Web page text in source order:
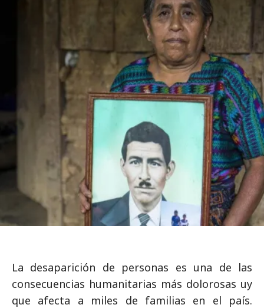
La desaparición de personas es una de las
consecuencias humanitarias más dolorosas uy
que afecta a miles de familias en el país.